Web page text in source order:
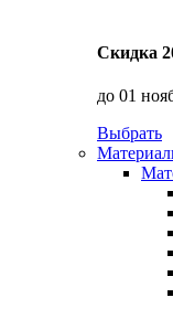
Скидка
до 01
Выбрать